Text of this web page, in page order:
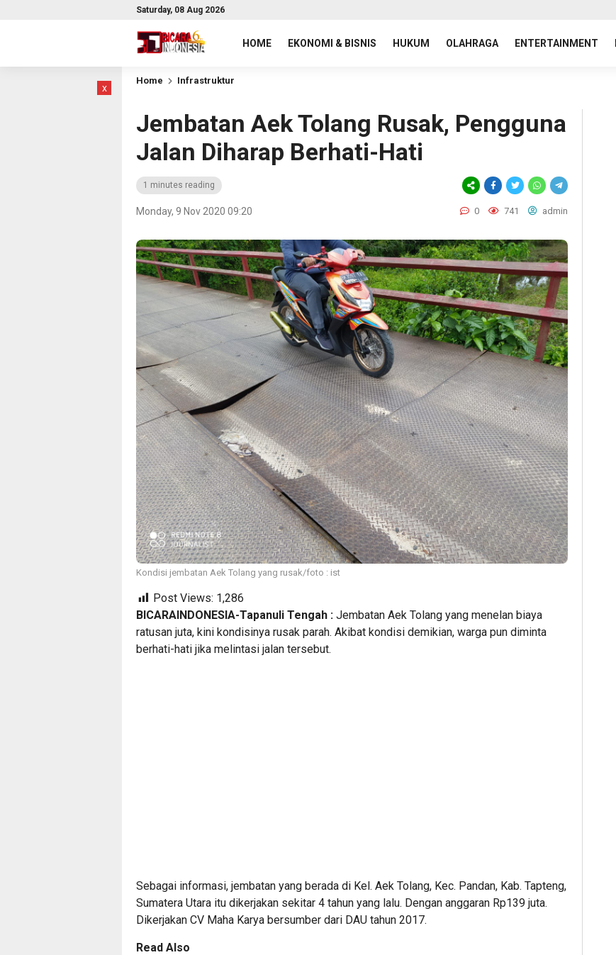
Saturday, 08 Aug 2026
HOME EKONOMI & BISNIS HUKUM OLAHRAGA ENTERTAINMENT
x
Home Infrastruktur
Jembatan Aek Tolang Rusak, Pengguna
Jalan Diharap Berhati-Hati
1 minutes reading
Monday, 9 Nov 2020 09:20 0 741 admin
Kondisi jembatan Aek Tolang yang rusak/foto : ist
Post Views: 1,286
BICARAINDONESIA-Tapanuli Tengah : Jembatan Aek Tolang yang menelan biaya
ratusan juta, kini kondisinya rusak parah. Akibat kondisi demikian, warga pun diminta
berhati-hati jika melintasi jalan tersebut.
Sebagai informasi, jembatan yang berada di Kel. Aek Tolang, Kec. Pandan, Kab. Tapteng,
Sumatera Utara itu dikerjakan sekitar 4 tahun yang lalu. Dengan anggaran Rp139 juta.
Dikerjakan CV Maha Karya bersumber dari DAU tahun 2017.
Read Also